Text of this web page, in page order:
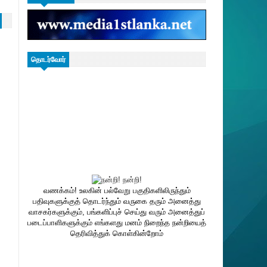
தொடர்வோர்
வணக்கம்! உலகின் பல்வேறு பகுதிகளிலிருந்தும்
பதிவுகளுக்குத் தொடர்ந்தும் வருகை தரும் அனைத்து
வாசகர்களுக்கும், பங்களிப்புச் செய்து வரும் அனைத்துப்
படைப்பாளிகளுக்கும் எங்களது மனம் நிறைந்த நன்றியைத்
தெரிவித்துக் கொள்கின்றோம்